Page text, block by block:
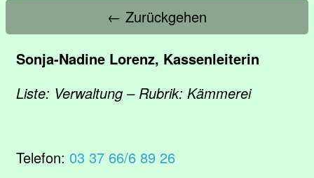
← Zurückgehen
Sonja-Nadine Lorenz, Kassenleiterin
Liste: Verwaltung – Rubrik: Kämmerei
Telefon: 03 37 66/6 89 26